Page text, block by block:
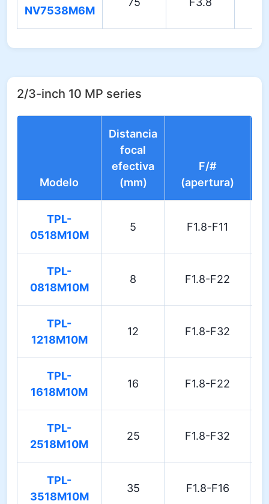
NV7538M6M
2/3-inch 10 MP series
Modelo
Distancia
focal
efectiva
(mm)
F/#
(apertura)
TPL-
0518M10M
5 F1.8-F11
TPL-
0818M10M
8 F1.8-F22
TPL-
1218M10M
12 F1.8-F32
TPL-
1618M10M
16 F1.8-F22
TPL-
2518M10M
25 F1.8-F32
TPL-
3518M10M
35 F1.8-F16